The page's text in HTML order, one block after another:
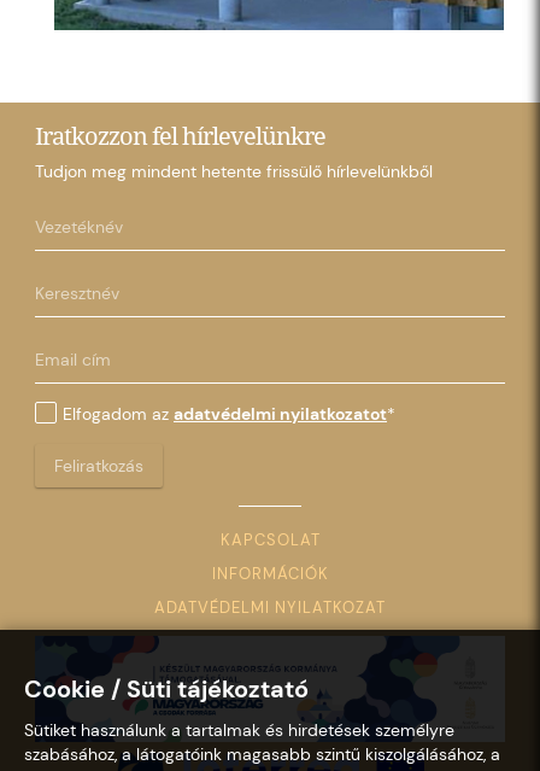
Iratkozzon fel hírlevelünkre
Tudjon meg mindent hetente frissülő hírlevelünkből
Elfogadom az adatvédelmi nyilatkozatot*
Feliratkozás
KAPCSOLAT
INFORMÁCIÓK
ADATVÉDELMI NYILATKOZAT
Cookie / Süti tájékoztató
Sütiket használunk a tartalmak és hirdetések személyre
szabásához, a látogatóink magasabb szintű kiszolgálásához, a